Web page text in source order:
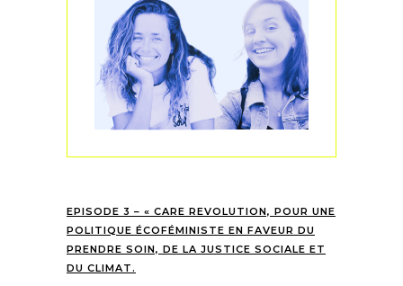
EPISODE 3 – « CARE REVOLUTION, POUR UNE
POLITIQUE ÉCOFÉMINISTE EN FAVEUR DU
PRENDRE SOIN, DE LA JUSTICE SOCIALE ET
DU CLIMAT.